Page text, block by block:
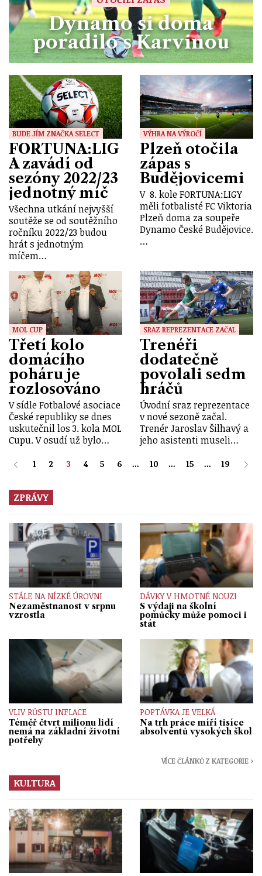
Dynamo si doma
poradilo s Karvinou
BUDE JÍM ZNAČKA SELECT
FORTUNA:LIG
A zavádí od
sezóny 2022/23
jednotný míč
Všechna utkání nejvyšší
soutěže se od soutěžního
ročníku 2022/23 budou
hrát s jednotným
míčem…
VÝHRA NA VÝROČÍ
Plzeň otočila
zápas s
Budějovicemi
V 8. kole FORTUNA:LIGY
měli fotbalisté FC Viktoria
Plzeň doma za soupeře
Dynamo České Budějovice.
…
MOL CUP
Třetí kolo
domácího
poháru je
rozlosováno
V sídle Fotbalové asociace
České republiky se dnes
uskutečnil los 3. kola MOL
Cupu. V osudí už bylo…
SRAZ REPREZENTACE ZAČAL
Trenéři
dodatečně
povolali sedm
hráčů
Úvodní sraz reprezentace
v nové sezoně začal.
Trenér Jaroslav Šilhavý a
jeho asistenti museli…
1 2 3 4 5 6 ... 10 ... 15 ... 19
ZPRÁVY
STÁLE NA NÍZKÉ ÚROVNI
Nezaměstnanost v srpnu
vzrostla
DÁVKY V HMOTNÉ NOUZI
S výdaji na školní
pomůcky může pomoci i
stát
VLIV RŮSTU INFLACE
Téměř čtvrt milionu lidí
nemá na základní životní
potřeby
POPTÁVKA JE VELKÁ
Na trh práce míří tisíce
absolventů vysokých škol
VÍCE ČLÁNKŮ Z KATEGORIE ›
KULTURA